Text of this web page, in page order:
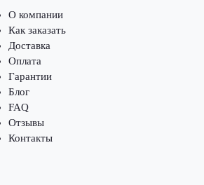
О компании
Как заказать
Доставка
Оплата
Гарантии
Блог
FAQ
Отзывы
Контакты